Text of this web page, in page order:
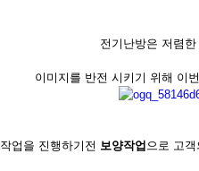
전기난방은 저렴
이미지를 반전 시키기 위해 이
작업을 진행하기전 보양작업 으로 고